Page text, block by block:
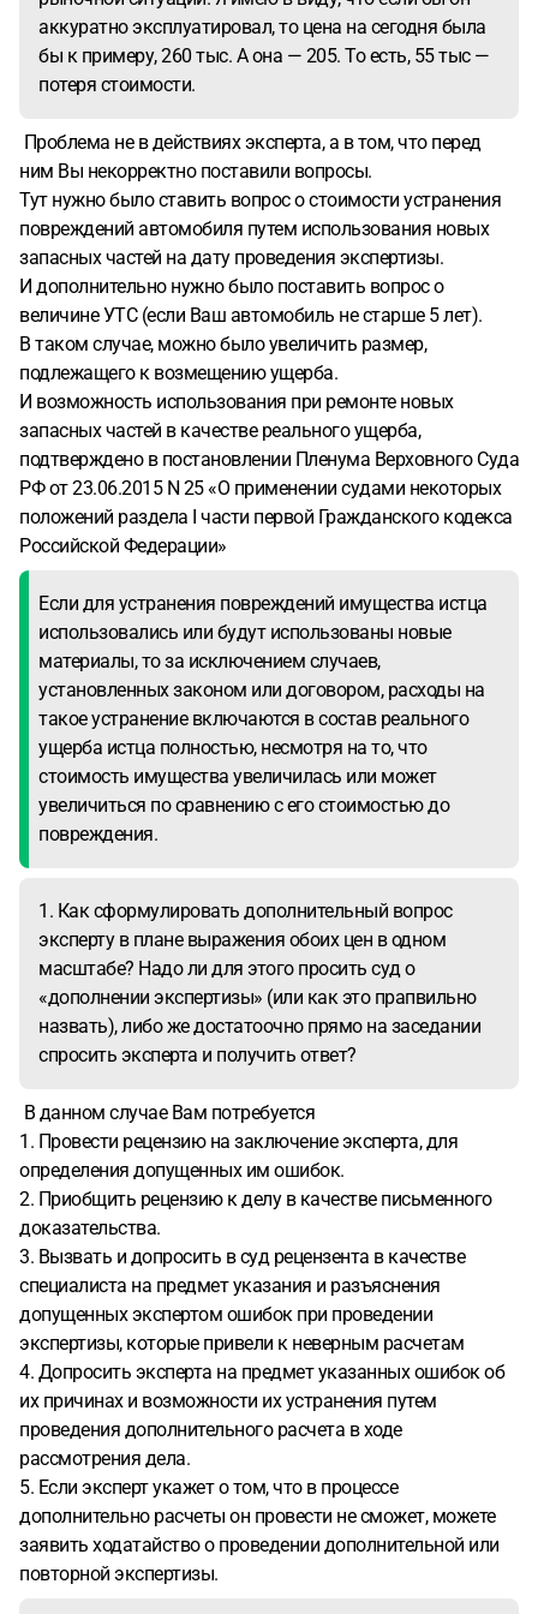
масштабе? Надо ли для этого просить суд о "дополнении
экспертизы" (или как это прапвильно назвать), либо же
достатоочно прямо на заседании спросить эксперта и
технического состояния беглый осмотр снаружи, без
всяческой оценки на стенде, с приборами и т.д.? Как
правильно попросить суд, чтоб эксперт оценил
полноценно? 3. Слышала про такое понятие "рецензия
экспертизы". Стоит ли в данном случае попросить суд об
этом, и в какой формулировке? Сколько это стоит? (сама
экспертиза - 50 тыс).4. На начало эксплуатации есть два
техосмотра. То есть, авто было на ходу, и в нормальном
состоянии, по сравнению с нынешним ужасом. Для более
точной демонстрации суду масштаба бедствия не стоит
ли запросить детальные материалы по тем техосмотрам?
Там же должны быть отражены конкретные детали по
тех. состоянию? Как сфоррмулировать запрос и в какой
орган направить? (наша судья всегда требует всех
точных деталей от заявителя.)
аккуратно эксплуатировал, то цена на сегодня была
бы к примеру, 260 тыс. А она — 205. То есть, 55 тыс —
потеря стоимости.
Проблема не в действиях эксперта, а в том, что перед
ним Вы некорректно поставили вопросы.
Тут нужно было ставить вопрос о стоимости устранения
повреждений автомобиля путем использования новых
запасных частей на дату проведения экспертизы.
И дополнительно нужно было поставить вопрос о
величине УТС (если Ваш автомобиль не старше 5 лет).
В таком случае, можно было увеличить размер,
подлежащего к возмещению ущерба.
И возможность использования при ремонте новых
запасных частей в качестве реального ущерба,
подтверждено в постановлении Пленума Верховного Суда
РФ от 23.06.2015 N 25 «О применении судами некоторых
положений раздела I части первой Гражданского кодекса
Российской Федерации»
Если для устранения повреждений имущества истца
использовались или будут использованы новые
материалы, то за исключением случаев,
установленных законом или договором, расходы на
такое устранение включаются в состав реального
ущерба истца полностью, несмотря на то, что
стоимость имущества увеличилась или может
увеличиться по сравнению с его стоимостью до
повреждения.
1. Как сформулировать дополнительный вопрос
эксперту в плане выражения обоих цен в одном
масштабе? Надо ли для этого просить суд о
«дополнении экспертизы» (или как это прапвильно
назвать), либо же достатоочно прямо на заседании
спросить эксперта и получить ответ?
В данном случае Вам потребуется
1. Провести рецензию на заключение эксперта, для
определения допущенных им ошибок.
2. Приобщить рецензию к делу в качестве письменного
доказательства.
3. Вызвать и допросить в суд рецензента в качестве
специалиста на предмет указания и разъяснения
допущенных экспертом ошибок при проведении
экспертизы, которые привели к неверным расчетам
4. Допросить эксперта на предмет указанных ошибок об
их причинах и возможности их устранения путем
проведения дополнительного расчета в ходе
рассмотрения дела.
5. Если эксперт укажет о том, что в процессе
дополнительно расчеты он провести не сможет, можете
заявить ходатайство о проведении дополнительной или
повторной экспертизы.